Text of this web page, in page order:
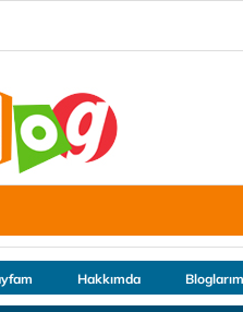
Hakkımda Bloglarım